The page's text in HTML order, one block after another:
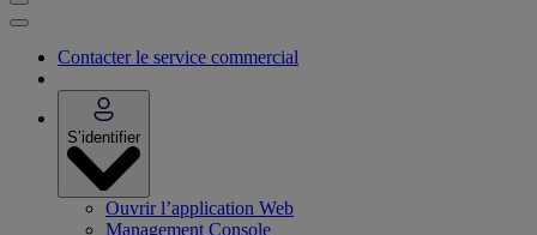
Contacter le service commercial
S’identifier
Ouvrir l’application Web
Management Console